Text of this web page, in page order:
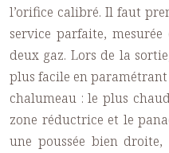
l’orifice calibré. Il faut
service parfaite,
deux gaz. Lors de la
plus facile en
chalumeau : le plus
zone réductrice et le
une poussée bien